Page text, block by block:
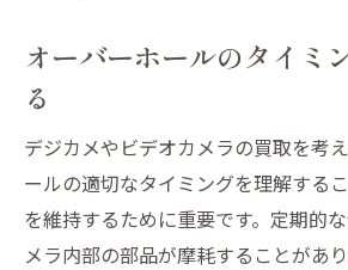
オーバーホールのタイミ
る
デジカメやビデオカメラの買取を考
ールの適切なタイミングを理解する
を維持するために重要です。定期的
メラ内部の部品が摩耗することがあ